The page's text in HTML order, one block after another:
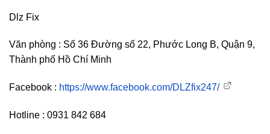
Dlz Fix
Văn phòng : Số 36 Đường số 22, Phước Long B, Quận 9,
Thành phố Hồ Chí Minh
Facebook : https://www.facebook.com/DLZfix247/
Hotline : 0931 842 684